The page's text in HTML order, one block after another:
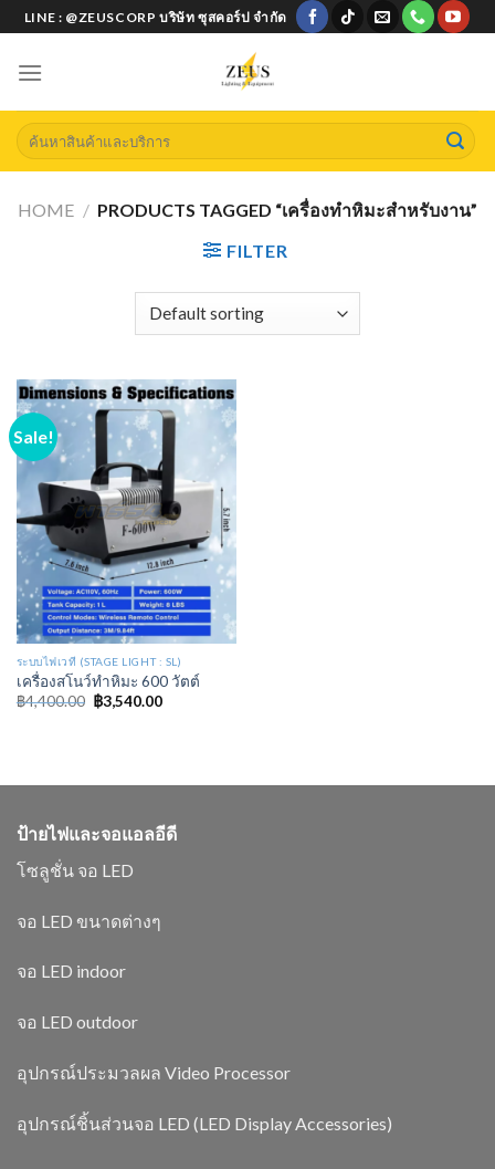
Skip
to
content
LINE : @ZEUSCORP บริษัท ซุสคอร์ป จำกัด
Search
for:
HOME / PRODUCTS TAGGED “เครื่องทำหิมะสำหรับงาน”
FILTER
Sale!
ระบบไฟเวที (STAGE LIGHT : SL)
เครื่องสโนว์ทำหิมะ 600 วัตต์
฿4,400.00 ฿3,540.00
ป้ายไฟและจอแอลอีดี
โซลูชั่น จอ LED
จอ LED ขนาดต่างๆ
จอ LED indoor
จอ LED outdoor
อุปกรณ์ประมวลผล Video Processor
อุปกรณ์ชิ้นส่วนจอ LED (LED Display Accessories)